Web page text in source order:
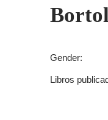
Gender:
Libros